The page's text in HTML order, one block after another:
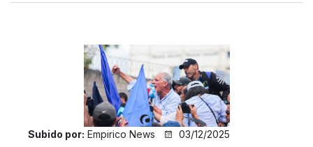
Subido por: Empirico News 03/12/2025